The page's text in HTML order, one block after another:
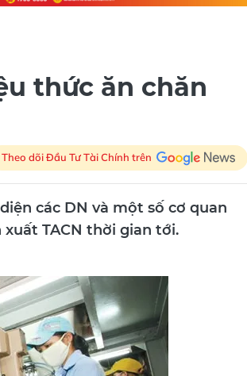
thức ăn chăn
Theo dõi Đầu Tư Tài Chính trên
các DN và một số cơ quan
xuất TACN thời gian tới.